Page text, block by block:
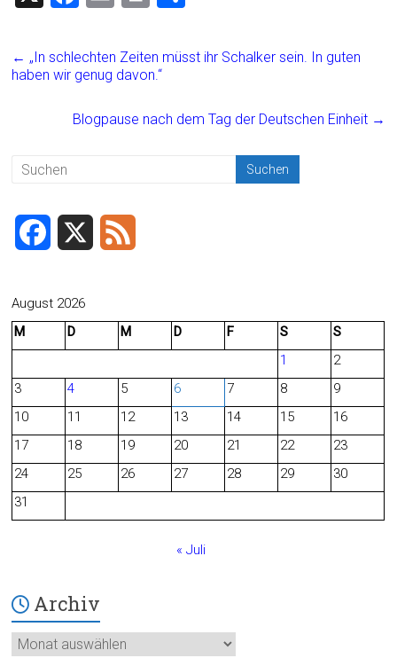
ce
b
o
ok
ai
l
t
e
← „In schlechten Zeiten müsst ihr Schalker sein. In guten
haben wir genug davon.“
Blogpause nach dem Tag der Deutschen Einheit →
c
b
o
August 2026
M
D M D F S
S
1
2
3
4 5 6 7 8
9
10
11 12 13 14 15
16
17
18 19 20 21 22
23
24
25 26 27 28 29
30
31
« Juli
Archiv
Archiv